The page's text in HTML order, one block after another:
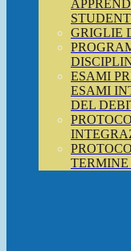
GRIGLIE
ESAMI
ESAMI
DEL
TERMINE